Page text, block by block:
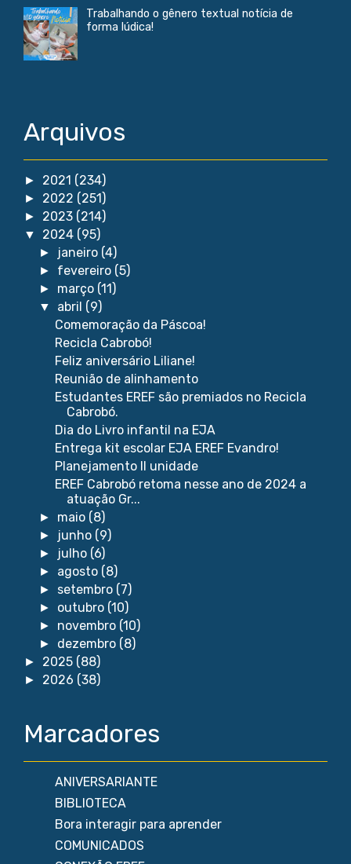
Trabalhando o gênero textual notícia de
forma lúdica!
Arquivos
► 2021 (234)
► 2022 (251)
► 2023 (214)
▼ 2024 (95)
► janeiro (4)
► fevereiro (5)
► março (11)
▼ abril (9)
Comemoração da Páscoa!
Recicla Cabrobó!
Feliz aniversário Liliane!
Reunião de alinhamento
Estudantes EREF são premiados no Recicla
Cabrobó.
Dia do Livro infantil na EJA
Entrega kit escolar EJA EREF Evandro!
Planejamento II unidade
EREF Cabrobó retoma nesse ano de 2024 a
atuação Gr...
► maio (8)
► junho (9)
► julho (6)
► agosto (8)
► setembro (7)
► outubro (10)
► novembro (10)
► dezembro (8)
► 2025 (88)
► 2026 (38)
Marcadores
ANIVERSARIANTE
BIBLIOTECA
Bora interagir para aprender
COMUNICADOS